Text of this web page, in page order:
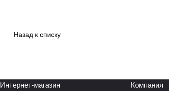
Назад к списку
Интернет-магазин Компания